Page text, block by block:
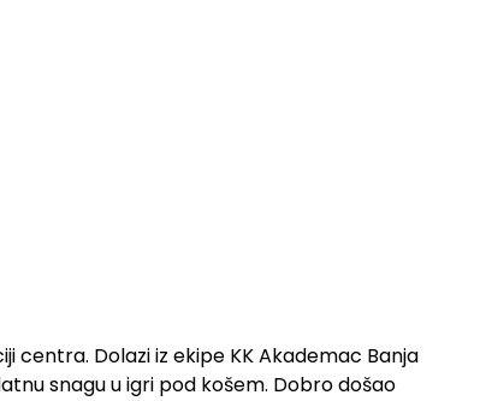
centra. Dolazi iz ekipe KK Akademac Banja
snagu u igri pod košem. Dobro došao